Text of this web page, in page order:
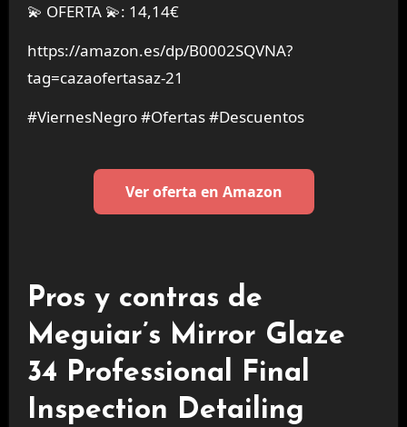
💫 OFERTA 💫: 14,14€
https://amazon.es/dp/B0002SQVNA?
tag=cazaofertasaz-21
#ViernesNegro #Ofertas #Descuentos
Ver oferta en Amazon
Pros y contras de
Meguiar’s Mirror Glaze
34 Professional Final
Inspection Detailing